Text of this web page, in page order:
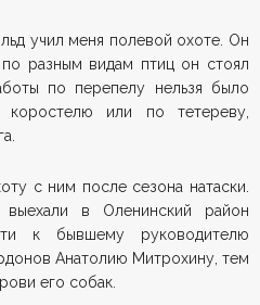
учил меня полевой охоте. Он
по разным видам птиц он стоял
по перепелу нельзя было
или по тетереву,
с ним после сезона натаски.
в Оленинский район
к бывшему руководителю
Анатолию Митрохину, тем
его собак.